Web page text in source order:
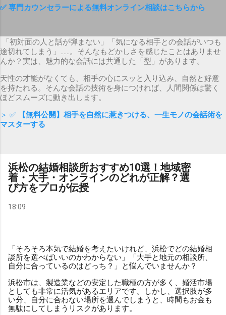
✅ 専門カウンセラーによる無料オンライン相談はこちらから
「初対面の人と話が弾まない」「気になる相手との会話がいつも
途切れてしまう」……。そんなもどかしさを感じたことはありませ
んか？実は、魅力的な会話には共通した「型」があります。
天性の才能がなくても、相手の心にスッと入り込み、自然と好意
を持たれる。そんな会話の技術を身につければ、人間関係は驚く
ほどスムーズに動き出します。
＞ ✅
【無料公開】相手を自然に惹きつける、一生モノの会話術を
マスターする
浜松の結婚相談所おすすめ10選！地域密
着・大手・オンラインのどれが正解？選
び方をプロが伝授
18:09
「そろそろ本気で結婚を考えたいけれど、浜松でどの結婚相
談所を選べばいいのかわからない」「大手と地元の相談所、
自分に合っているのはどっち？」と悩んでいませんか？
浜松市は、製造業などの安定した職種の方が多く、婚活市場
としても非常に活気があるエリアです。しかし、選択肢が多
い分、自分に合わない場所を選んでしまうと、時間もお金も
無駄にしてしまうリスクがあります。